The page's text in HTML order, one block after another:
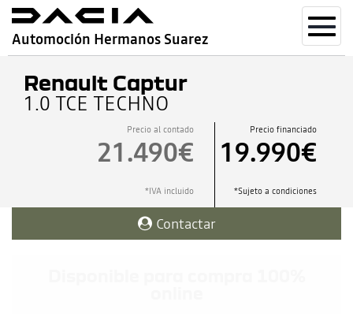
Automoción Hermanos Suarez
Renault Captur
1.0 TCE TECHNO
Precio al contado
21.490€
*IVA incluido
Precio financiado
19.990€
*Sujeto a condiciones
Contactar